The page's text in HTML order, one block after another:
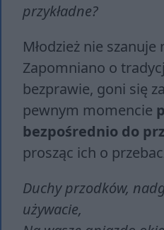
przykładne?
Młodzież nie szanuje
Zapomniano o
bezprawie, goni się
pewnym momencie
bezpośrednio do
prosząc ich o
Duchy przodków,
używacie,